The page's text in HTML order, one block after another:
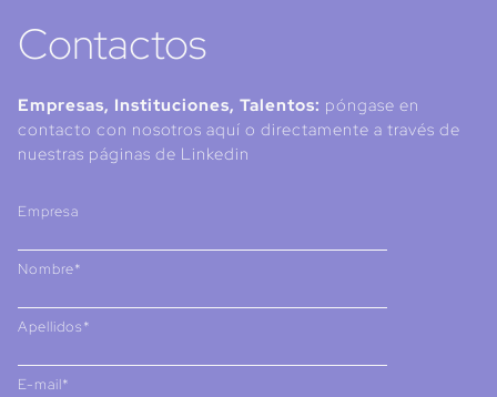
Contactos
Empresas, Instituciones, Talentos: póngase en
contacto con nosotros aquí o directamente a través de
nuestras páginas de Linkedin
Empresa
Nombre*
Apellidos*
E-mail*